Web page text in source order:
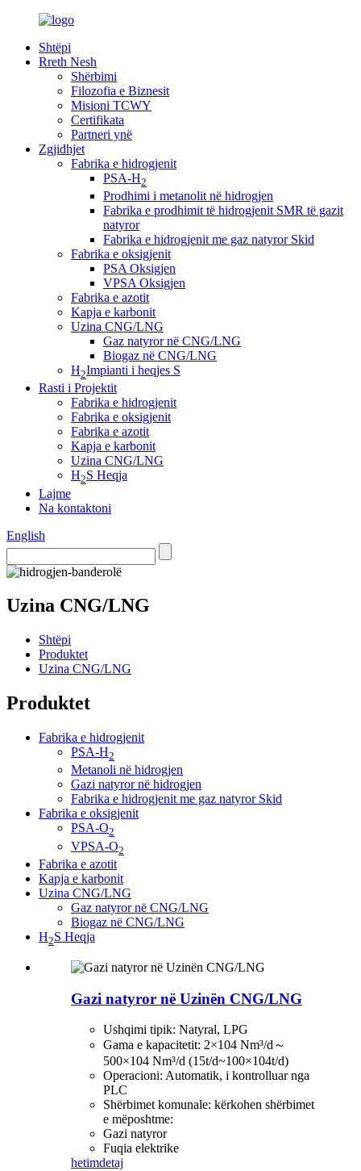
Shtëpi
Rreth Nesh
Shërbimi
Filozofia e Biznesit
Misioni TCWY
Certifikata
Partneri ynë
Zgjidhjet
Fabrika e hidrogjenit
PSA-H2
Prodhimi i metanolit në hidrogjen
Fabrika e prodhimit të hidrogjenit SMR të gazit
natyror
Fabrika e hidrogjenit me gaz natyror Skid
Fabrika e oksigjenit
PSA Oksigjen
VPSA Oksigjen
Fabrika e azotit
Kapja e karbonit
Uzina CNG/LNG
Gaz natyror në CNG/LNG
Biogaz në CNG/LNG
H2Impianti i heqjes S
Rasti i Projektit
Fabrika e hidrogjenit
Fabrika e oksigjenit
Fabrika e azotit
Kapja e karbonit
Uzina CNG/LNG
H2S Heqja
Lajme
Na kontaktoni
English
Uzina CNG/LNG
Shtëpi
Produktet
Uzina CNG/LNG
Produktet
Fabrika e hidrogjenit
PSA-H2
Metanoli në hidrogjen
Gazi natyror në hidrogjen
Fabrika e hidrogjenit me gaz natyror Skid
Fabrika e oksigjenit
PSA-O2
VPSA-O2
Fabrika e azotit
Kapja e karbonit
Uzina CNG/LNG
Gaz natyror në CNG/LNG
Biogaz në CNG/LNG
H2S Heqja
Gazi natyror në Uzinën CNG/LNG
Ushqimi tipik: Natyral, LPG
Gama e kapacitetit: 2×104 Nm³/d～
500×104 Nm³/d (15t/d~100×104t/d)
Operacioni: Automatik, i kontrolluar nga
PLC
Shërbimet komunale: kërkohen shërbimet
e mëposhtme:
Gazi natyror
Fuqia elektrike
hetimdetaj